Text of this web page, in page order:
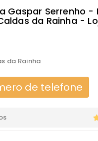
Gaspar Serrenho -
da Rainha -
da Rainha
de telefone